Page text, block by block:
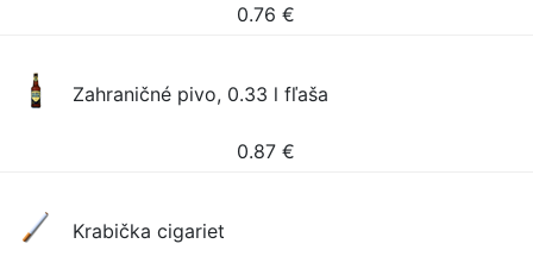
0.76 €
Zahraničné pivo, 0.33 l fľaša
0.87 €
Krabička cigariet